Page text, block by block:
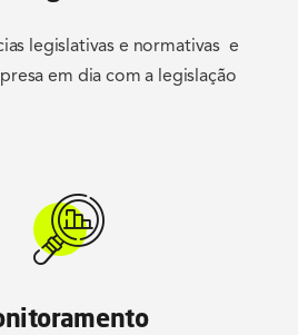
legislativas e normativas e
em dia com a legislação